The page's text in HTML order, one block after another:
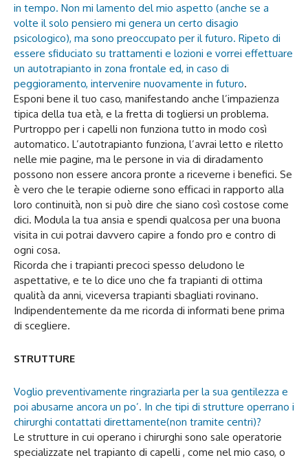
in tempo. Non mi lamento del mio aspetto (anche se a
volte il solo pensiero mi genera un certo disagio
psicologico), ma sono preoccupato per il futuro. Ripeto di
essere sfiduciato su trattamenti e lozioni e vorrei effettuare
un autotrapianto in zona frontale ed, in caso di
peggioramento, intervenire nuovamente in futuro.
Esponi bene il tuo caso, manifestando anche l’impazienza
tipica della tua età, e la fretta di togliersi un problema.
Purtroppo per i capelli non funziona tutto in modo così
automatico. L’autotrapianto funziona, l’avrai letto e riletto
nelle mie pagine, ma le persone in via di diradamento
possono non essere ancora pronte a riceverne i benefici. Se
è vero che le terapie odierne sono efficaci in rapporto alla
loro continuità, non si può dire che siano così costose come
dici. Modula la tua ansia e spendi qualcosa per una buona
visita in cui potrai davvero capire a fondo pro e contro di
ogni cosa.
Ricorda che i trapianti precoci spesso deludono le
aspettative, e te lo dice uno che fa trapianti di ottima
qualità da anni, viceversa trapianti sbagliati rovinano.
Indipendentemente da me ricorda di informati bene prima
di scegliere.
STRUTTURE
Voglio preventivamente ringraziarla per la sua gentilezza e
poi abusarne ancora un po’. In che tipi di strutture operrano i
chirurghi contattati direttamente(non tramite centri)?
Le strutture in cui operano i chirurghi sono sale operatorie
specializzate nel trapianto di capelli , come nel mio caso, o